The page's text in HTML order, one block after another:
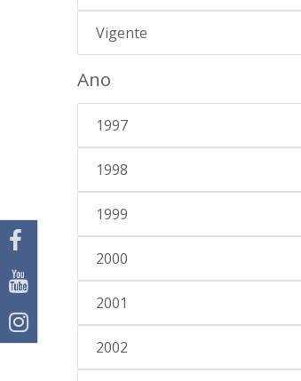
Vigente
Ano
1997
1998
1999
2000
2001
2002